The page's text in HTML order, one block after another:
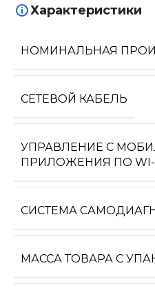
Характеристики
НОМИНАЛЬНАЯ
СЕТЕВОЙ КАБЕЛЬ
УПРАВЛЕНИЕ C
ПРИЛОЖЕНИЯ ПО WI-
СИСТЕМА
МАССА ТОВАРА С